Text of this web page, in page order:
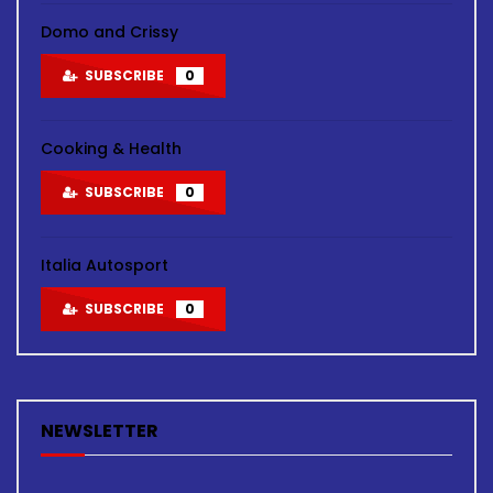
Domo and Crissy
SUBSCRIBE 0
Cooking & Health
SUBSCRIBE 0
Italia Autosport
SUBSCRIBE 0
NEWSLETTER